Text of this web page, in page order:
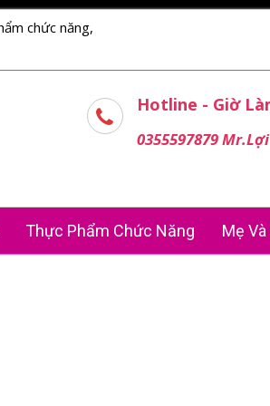
chức năng,
Hotline - Giờ
0355597879 Mr.Lợi
Thực Phẩm Chức Năng Mẹ Và